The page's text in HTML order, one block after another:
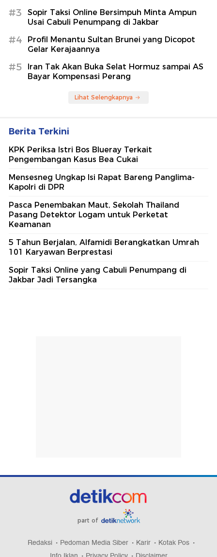
#3
Sopir Taksi Online Bersimpuh Minta Ampun
Usai Cabuli Penumpang di Jakbar
#4
Profil Menantu Sultan Brunei yang Dicopot
Gelar Kerajaannya
#5
Iran Tak Akan Buka Selat Hormuz sampai AS
Bayar Kompensasi Perang
Lihat Selengkapnya
Berita Terkini
KPK Periksa Istri Bos Blueray Terkait
Pengembangan Kasus Bea Cukai
Mensesneg Ungkap Isi Rapat Bareng Panglima-
Kapolri di DPR
Pasca Penembakan Maut, Sekolah Thailand
Pasang Detektor Logam untuk Perketat
Keamanan
5 Tahun Berjalan, Alfamidi Berangkatkan Umrah
101 Karyawan Berprestasi
Sopir Taksi Online yang Cabuli Penumpang di
Jakbar Jadi Tersangka
part of
Redaksi Pedoman Media Siber Karir
Kotak Pos